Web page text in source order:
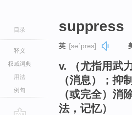
目录
释义
权威词典
用法
例句
suppress
英 [səˈpres]
v. （尤指用武
（消息）；抑
（或完全）消
法，记忆）